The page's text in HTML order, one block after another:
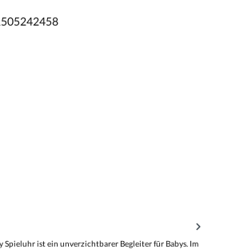
Spieluhr ist ein unverzichtbarer Begleiter für Babys. Im